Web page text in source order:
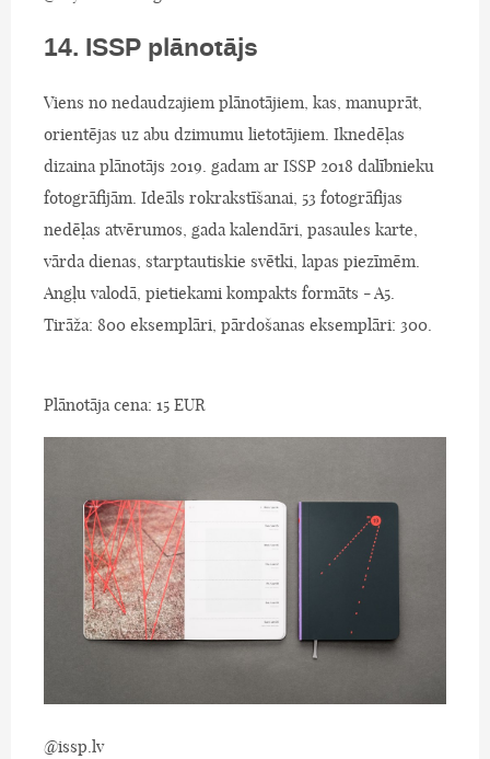
14. ISSP plānotājs
Viens no nedaudzajiem plānotājiem, kas, manuprāt,
orientējas uz abu dzimumu lietotājiem. Iknedēļas
dizaina plānotājs 2019. gadam ar ISSP 2018 dalībnieku
fotogrāfijām. Ideāls rokrakstīšanai, 53 fotogrāfijas
nedēļas atvērumos, gada kalendāri, pasaules karte,
vārda dienas, starptautiskie svētki, lapas piezīmēm.
Angļu valodā, pietiekami kompakts formāts - A5.
Tirāža: 800 eksemplāri, pārdošanas eksemplāri: 300.
Plānotāja cena: 15 EUR
@issp.lv